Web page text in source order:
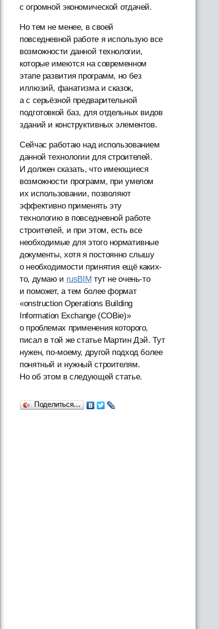
с огромной экономической отдачей.
Но тем не менее, в своей
повседневной работе я использую все
возможности данной технологии,
которые имеются на современном
этапе развития программ, но без
иллюзий, фанатизма и сказок,
а с серьёзной предварительной
подготовкой баз, для отдельных видов
зданий и конструктивных элементов.
Сейчас работаю над использованием
данной технологии для строителей.
И должен сказать, что имеющиеся
возможности программ, при умелом
их использовании, позволяют
эффективно применять эту
технологию в повседневной работе
строителей, и при этом, есть все
необходимые для этого нормативные
документы, хотя я постоянно слышу
о необходимости принятия ещё каких-
то, думаю и rusBIM тут не очень-то
и поможет, а тем более формат
«onstruction Operations Building
Information Exchange (COBie)»
о проблемах применения которого,
писал в той же статье Мартин Дэй. Тут
нужен, по-моему, другой подход более
понятный и нужный строителям.
Но об этом в следующей статье.
Поделиться…